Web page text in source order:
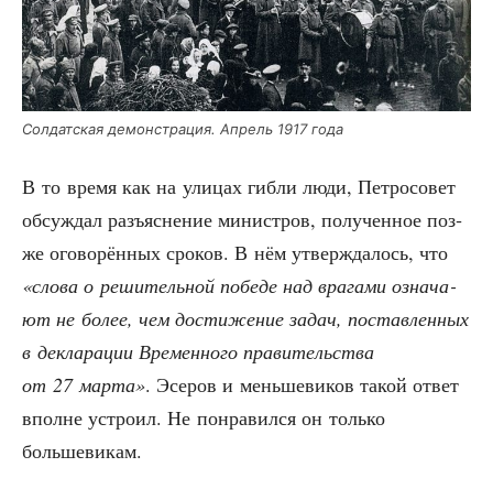
Сол­дат­ская демон­стра­ция. Апрель 1917 года
В то вре­мя как на ули­цах гиб­ли люди, Пет­ро­со­вет
обсуж­дал разъ­яс­не­ние мини­стров, полу­чен­ное поз­
же ого­во­рён­ных сро­ков. В нём утвер­жда­лось, что
«сло­ва о реши­тель­ной побе­де над вра­га­ми озна­ча­
ют не более, чем дости­же­ние задач, постав­лен­ных
в декла­ра­ции Вре­мен­но­го пра­ви­тель­ства
от 27 мар­та». Эсе­ров и мень­ше­ви­ков такой ответ
вполне устро­ил. Не понра­вил­ся он толь­ко
большевикам.